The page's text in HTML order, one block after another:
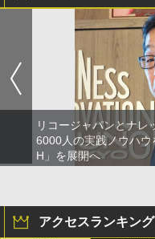
リコージャパンとナレ
6000人の実践ノウハ
H」を展開へ
アクセスランキング